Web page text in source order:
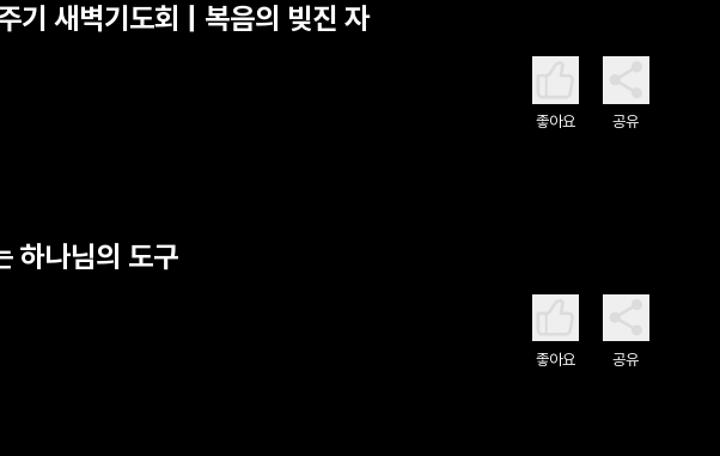
새벽기도회 | 복음의 빚진 자
좋아요 공유
하나님의 도구
좋아요 공유